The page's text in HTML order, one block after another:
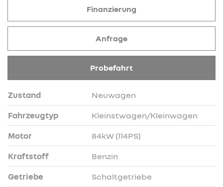
Zustand Neuwagen
Fahrzeugtyp Kleinstwagen/Kleinwagen
Motor 84kW (114PS)
Kraftstoff Benzin
Getriebe Schaltgetriebe
Finanzierung
Anfrage
Probefahrt